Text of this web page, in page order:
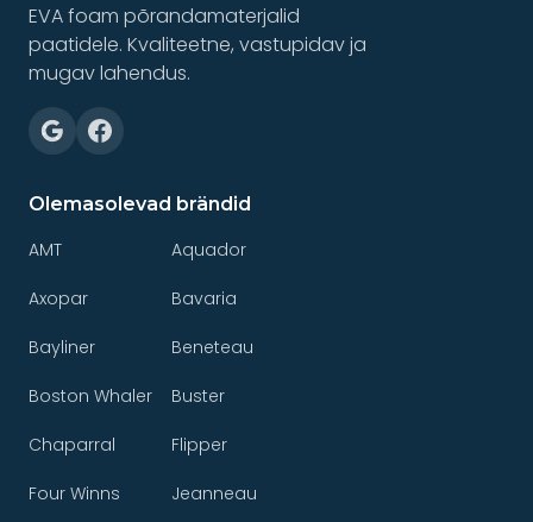
EVA foam põrandamaterjalid
paatidele. Kvaliteetne, vastupidav ja
mugav lahendus.
Olemasolevad brändid
AMT Aquador
Axopar Bavaria
Bayliner Beneteau
Boston Whaler Buster
Chaparral Flipper
Four Winns Jeanneau